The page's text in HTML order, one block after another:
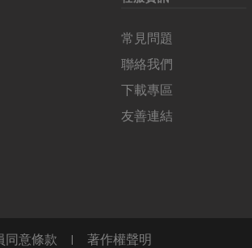
常見問題
聯絡我們
下載專區
友善連結
同意條款 | 著作權聲明